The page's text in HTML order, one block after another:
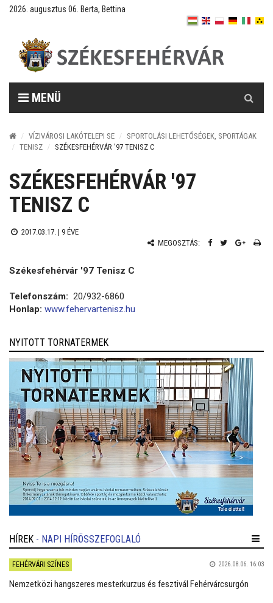
2026. augusztus 06. Berta, Bettina
MENÜ
VÍZIVÁROSI LAKÓTELEPI SE
SPORTOLÁSI LEHETŐSÉGEK, SPORTÁGAK
TENISZ
SZÉKESFEHÉRVÁR '97 TENISZ C
SZÉKESFEHÉRVÁR '97
TENISZ C
2017.03.17. | 9 ÉVE
MEGOSZTÁS:
Székesfehérvár '97 Tenisz C
Telefonszám: 20/932-6860
Honlap: www.fehervartenisz.hu
NYITOTT TORNATERMEK
HÍREK - NAPI HÍRÖSSZEFOGLALÓ
FEHÉRVÁRI SZÍNES 2026.08.06. 16:03
Nemzetközi hangszeres mesterkurzus és fesztivál Fehérvárcsurgón